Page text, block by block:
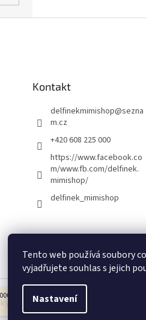
Tento web používá soubory
vyjadřujete souhlas s jejich
Nastavení
Otevírací doba : Po - St
Kontakt
delfinekmimishop@sezna
m.cz
+420 608 225 000
https://www.facebook.co
m/www.fb.com/delfinek.
mimishop/
delfinek_mimishop
Delfínek Olomouc